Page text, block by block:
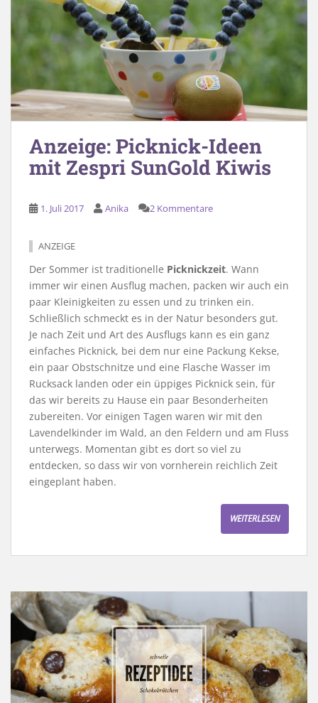
Anzeige: Picknick-Ideen
mit Zespri SunGold Kiwis
1. Juli 2017 Anika 2 Kommentare
ANZEIGE
Der Sommer ist traditionelle Picknickzeit. Wann
immer wir einen Ausflug machen, packen wir auch ein
paar Kleinigkeiten zu essen und zu trinken ein.
Schließlich schmeckt es in der Natur besonders gut.
Je nach Zeit und Art des Ausflugs kann es ein ganz
einfaches Picknick, bei dem nur eine Packung Kekse,
ein paar Obstschnitze und eine Flasche Wasser im
Rucksack landen oder ein üppiges Picknick sein, für
das wir bereits zu Hause ein paar Besonderheiten
zubereiten. Vor einigen Tagen waren wir mit den
Lavendelkinder im Wald, an den Feldern und am Fluss
unterwegs. Momentan gibt es dort so viel zu
entdecken, so dass wir von vornherein reichlich Zeit
eingeplant haben.
WEITERLESEN